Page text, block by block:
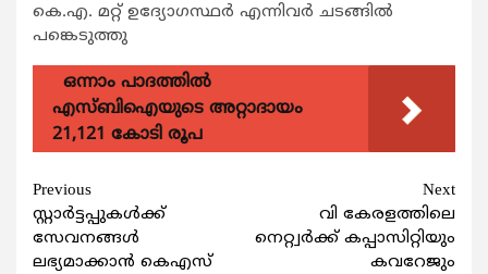
കെ.എ. മറ്റ് ഉദ്യോഗസ്ഥർ എന്നിവർ ചടങ്ങിൽ
പങ്കെടുത്തു
ഒന്നാം പാദത്തിൽ
എസ്ബിഐയുടെ അറ്റാദായം
21,121 കോടി രൂപ
Continue
Reading
Previous
സ്റ്റാര്‍ട്ടപ്പുകള്‍ക്ക്
സേവനങ്ങള്‍
ലഭ്യമാക്കാന്‍ കെഎസ്
Next
വി കേരളത്തിലെ
നെറ്റ്വര്‍ക്ക് കപ്പാസിറ്റിയും
കവറേജും